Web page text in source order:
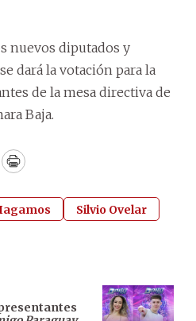
nuevos diputados y
dará la votación para la
de la mesa directiva de
Baja.
Print
Silvio Ovelar